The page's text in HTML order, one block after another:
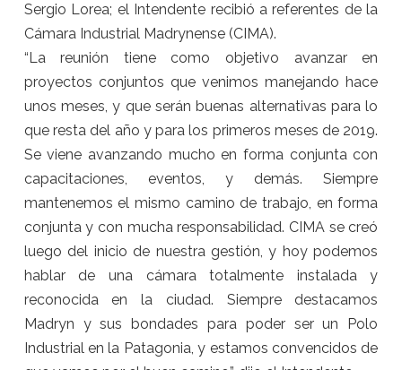
Sergio Lorea; el Intendente recibió a referentes de la
Cámara Industrial Madrynense (CIMA).
“La reunión tiene como objetivo avanzar en
proyectos conjuntos que venimos manejando hace
unos meses, y que serán buenas alternativas para lo
que resta del año y para los primeros meses de 2019.
Se viene avanzando mucho en forma conjunta con
capacitaciones, eventos, y demás. Siempre
mantenemos el mismo camino de trabajo, en forma
conjunta y con mucha responsabilidad. CIMA se creó
luego del inicio de nuestra gestión, y hoypodemos
hablar de una cámara totalmente instalada y
reconocida en la ciudad. Siempre destacamos
Madryn y sus bondades para poder ser un Polo
Industrial en la Patagonia, y estamos convencidos de